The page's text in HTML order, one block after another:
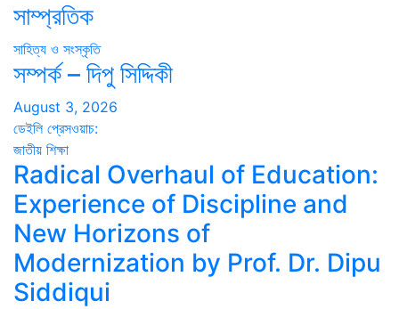
সাম্প্রতিক
সাহিত্য ও সংস্কৃতি
সম্পর্ক – দিপু সিদ্দিকী
August 3, 2026
ডেইলি প্রেসওয়াচ:
জাতীয় শিক্ষা
Radical Overhaul of Education:
Experience of Discipline and
New Horizons of
Modernization by Prof. Dr. Dipu
Siddiqui